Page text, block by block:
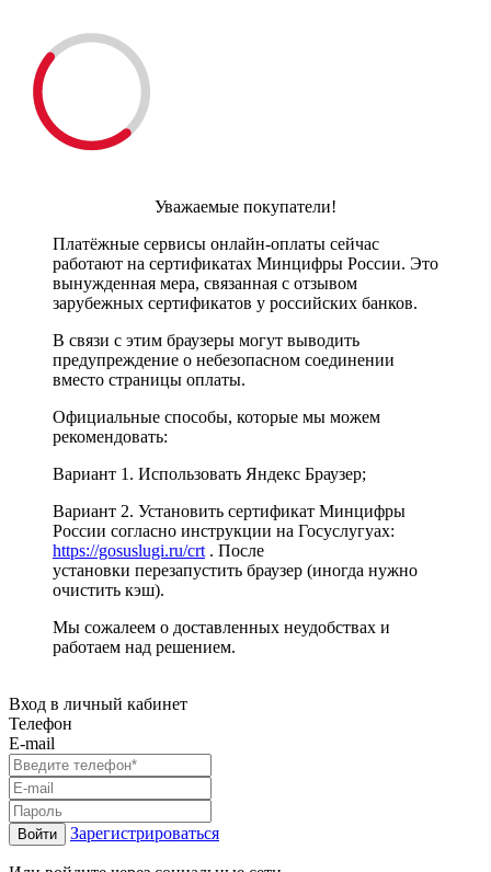
Уважаемые покупатели!
Платёжные сервисы онлайн-оплаты сейчас
работают на сертификатах Минцифры России. Это
вынужденная мера, связанная с отзывом
зарубежных сертификатов у российских банков.
В связи с этим браузеры могут выводить
предупреждение о небезопасном соединении
вместо страницы оплаты.
Официальные способы, которые мы можем
рекомендовать:
Вариант 1. Использовать Яндекс Браузер;
Вариант 2. Установить сертификат Минцифры
России согласно инструкции на Госуслугуах:
https://gosuslugi.ru/crt . После
установки перезапустить браузер (иногда нужно
очистить кэш).
Мы сожалеем о доставленных неудобствах и
работаем над решением.
Вход в личный кабинет
Телефон
E-mail
Войти Зарегистрироваться